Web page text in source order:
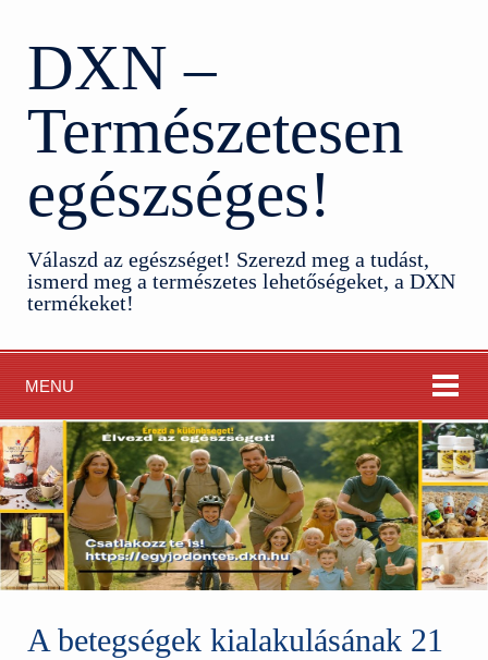
DXN –
Természetesen
egészséges!
Válaszd az egészséget! Szerezd meg a tudást,
ismerd meg a természetes lehetőségeket, a DXN
termékeket!
MENU
A betegségek kialakulásának 21